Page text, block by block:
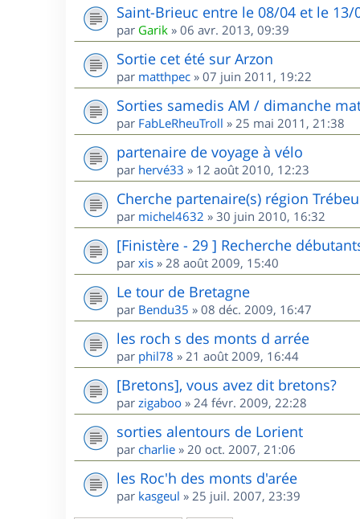
Saint-Brieuc entre le 08/04 et le 13/
par Garik » 06 avr. 2013, 09:39
Sortie cet été sur Arzon
par matthpec » 07 juin 2011, 19:22
Sorties samedis AM / dimanche
par FabLeRheuTroll » 25 mai 2011, 21:38
partenaire de voyage à vélo
par hervé33 » 12 août 2010, 12:23
Cherche partenaire(s) région
par michel4632 » 30 juin 2010, 16:32
[Finistère - 29 ] Recherche
par xis » 28 août 2009, 15:40
Le tour de Bretagne
par Bendu35 » 08 déc. 2009, 16:47
les roch s des monts d arrée
par phil78 » 21 août 2009, 16:44
[Bretons], vous avez dit bretons?
par zigaboo » 24 févr. 2009, 22:28
sorties alentours de Lorient
par charlie » 20 oct. 2007, 21:06
les Roc'h des monts d'arée
par kasgeul » 25 juil. 2007, 23:39